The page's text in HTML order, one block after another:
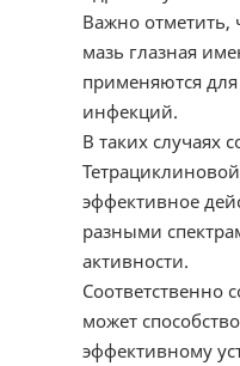
Важно отметить,
мазь глазная
применяются
инфекций.
В таких случаях
эффективное
разными
активности.
Соответственно
может
эффективному